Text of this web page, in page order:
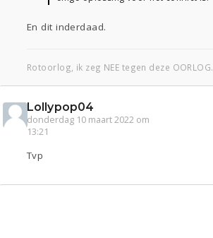
En dit inderdaad.
Rotoorlog, ik zeg NEE tegen deze OORLOG.
Lollypop04
donderdag 10 maart 2022 om
13:21
Tvp